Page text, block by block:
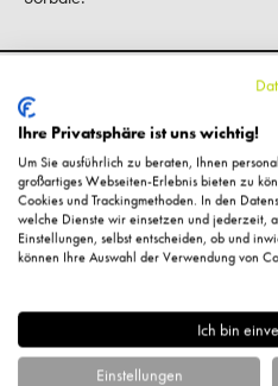
Hersteller-
Ihre Privatsphäre ist uns wichtig!
Um Sie ausführlich zu beraten, Ihnen
großartiges Webseiten-Erlebnis bieten zu
Cookies und Trackingmethoden. In den
welche Dienste wir einsetzen und jederzeit,
Einstellungen, selbst entscheiden, ob und
können Ihre Auswahl der Verwendung von
Ich bin
Einstellungen